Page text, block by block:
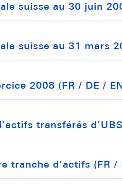
suisse au 30 juin
suisse au 31 mars
2008 (FR / DE /
transférés
tranche d’actifs (FR /